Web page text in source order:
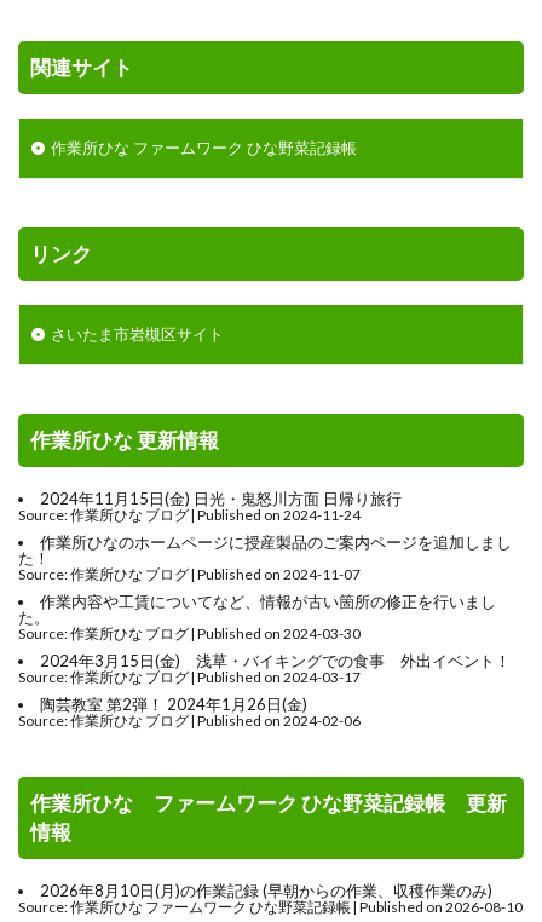
関連サイト
作業所ひな ファームワーク ひな野菜記録帳
リンク
さいたま市岩槻区サイト
作業所ひな 更新情報
2024年11月15日(金) 日光・鬼怒川方面 日帰り旅行
Source: 作業所ひな ブログ Published on 2024-11-24
作業所ひなのホームページに授産製品のご案内ページを追加しまし
た！
Source: 作業所ひな ブログ Published on 2024-11-07
作業内容や工賃についてなど、情報が古い箇所の修正を行いまし
た。
Source: 作業所ひな ブログ Published on 2024-03-30
2024年3月15日(金) 浅草・バイキングでの食事 外出イベント！
Source: 作業所ひな ブログ Published on 2024-03-17
陶芸教室 第2弾！ 2024年1月26日(金)
Source: 作業所ひな ブログ Published on 2024-02-06
作業所ひな ファームワーク ひな野菜記録帳 更新
情報
2026年8月10日(月)の作業記録 (早朝からの作業、収穫作業のみ)
Source: 作業所ひな ファームワーク ひな野菜記録帳 Published on 2026-08-10